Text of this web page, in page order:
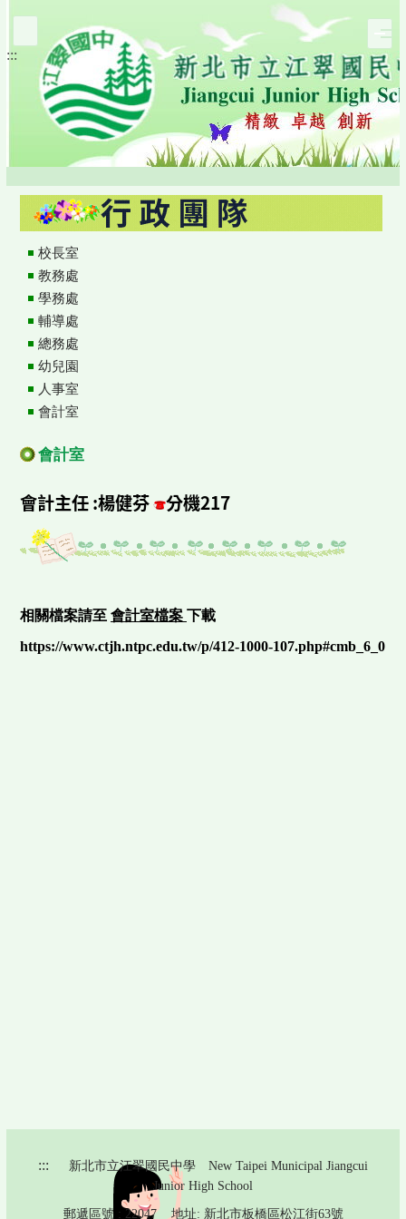
跳
主
:::
校長室
教務處
學務處
輔導處
總務處
幼兒園
人事室
會計室
會計室
會計主任 :楊健芬 分機217
相關檔案請至 會計室檔案 下載
https://www.ctjh.ntpc.edu.tw/p/412-1000-107.php#cmb_6_0
::: 新北市立江翠國民中學 New Taipei Municipal Jiangcui
Junior High School
郵遞區號 : 22047 地址: 新北市板橋區松江街63號